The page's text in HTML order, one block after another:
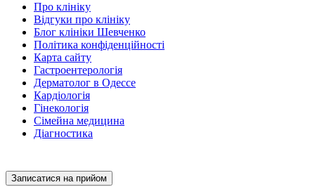
Про клініку
Відгуки про клініку
Блог клініки Шевченко
Політика конфіденційності
Карта сайту
Гастроентерологія
Дерматолог в Одессе
Кардіологія
Гінекологія
Сімейна медицина
Діагностика
Записатися на прийом